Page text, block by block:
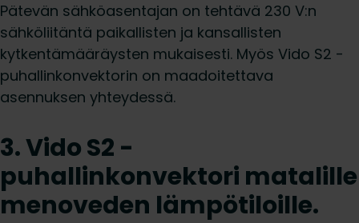
Pätevän sähköasentajan on tehtävä 230 V:n
sähköliitäntä paikallisten ja kansallisten
kytkentämääräysten mukaisesti. Myös Vido S2 -
puhallinkonvektorin on maadoitettava
asennuksen yhteydessä.
3. Vido S2 -
puhallinkonvektori matalille
menoveden lämpötiloille.